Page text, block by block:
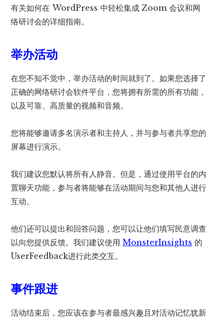
有关如何在 WordPress 中轻松集成 Zoom 会议和网
络研讨会的详细指南。
举办活动
在您不知不觉中，举办活动的时间就到了。如果您选择了
正确的网络研讨会软件平台，您将拥有所需的所有功能，
以及可靠、高质量的视频和音频。
您将能够邀请多名演示者和主持人，并与参与者共享您的
屏幕进行演示。
我们建议您默认将所有人静音。但是，通过使用平台的内
置聊天功能，参与者将能够在活动期间与您和其他人进行
互动。
他们还可以提出和回答问题，您可以让他们填写民意调查
以向您提供反馈。我们建议使用MonsterInsights 的
UserFeedback进行此类交互。
事件跟进
活动结束后，您应该在参与者最感兴趣且对活动记忆犹新